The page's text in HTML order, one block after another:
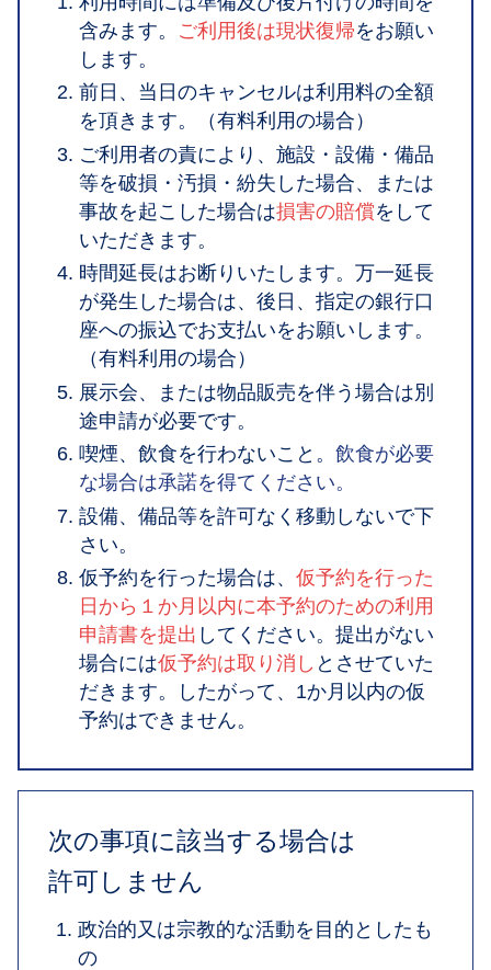
含みます。 ご利用後は現状復帰をお願い
します。
前日、当日のキャンセルは利用料の全額
を頂きます。（有料利用の場合）
ご利用者の責により、施設・設備・備品
等を破損・汚損・紛失した場合、または
事故を起こした場合は損害の賠償をして
いただきます。
時間延長はお断りいたします。万一延長
が発生した場合は、後日、指定の銀行口
座への振込でお支払いをお願いします。
（有料利用の場合）
展示会、または物品販売を伴う場合は別
途申請が必要です。
喫煙、飲食を行わないこと。飲食が必要
な場合は承諾を得てください。
設備、備品等を許可なく移動しないで下
さい。
仮予約を行った場合は、仮予約を行った
日から１か月以内に本予約のための利用
申請書を提出 してください。提出がない
場合には仮予約は取り消し とさせていた
だきます。したがって、1か月以内の仮
予約はできません。
次の事項に該当する場合は
許可しません
政治的又は宗教的な活動を目的としたも
の